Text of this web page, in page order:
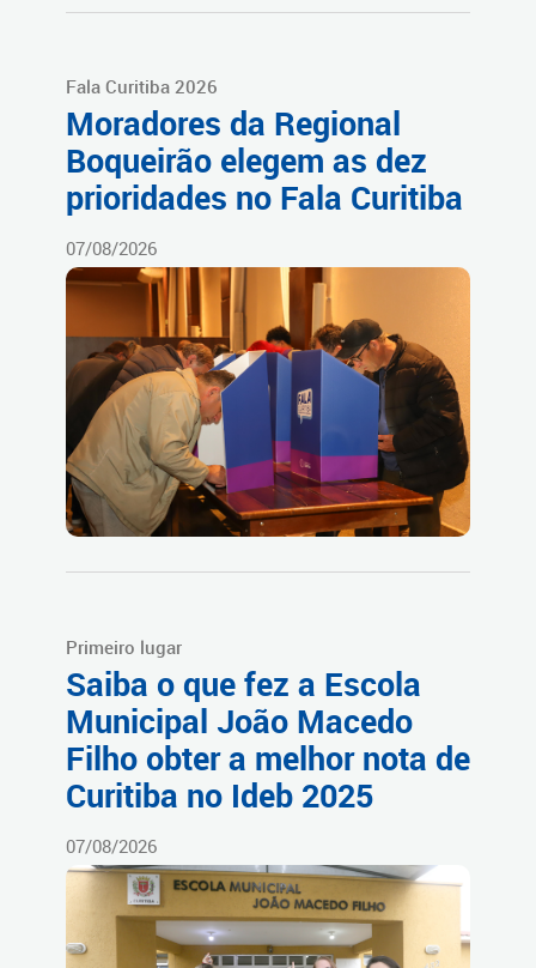
Fala Curitiba 2026
Moradores da Regional
Boqueirão elegem as dez
prioridades no Fala Curitiba
07/08/2026
Primeiro lugar
Saiba o que fez a Escola
Municipal João Macedo
Filho obter a melhor nota de
Curitiba no Ideb 2025
07/08/2026